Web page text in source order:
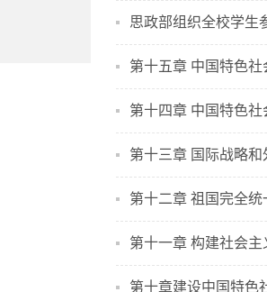
思政部组织全校学生
第十五章 中国特色
第十四章 中国特色
第十三章 国际战略和
第十二章 祖国完全统
第十一章 构建社会主
第十章建设中国特色